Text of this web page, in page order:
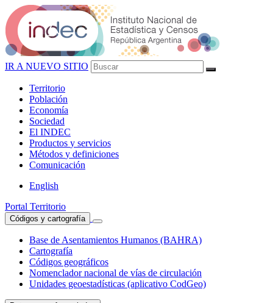
IR A NUEVO SITIO
Territorio
Población
Economía
Sociedad
El INDEC
Productos y servicios
Métodos y definiciones
Comunicación
English
Portal Territorio
Códigos y cartografía
Base de Asentamientos Humanos (BAHRA)
Cartografía
Códigos geográficos
Nomenclador nacional de vías de circulación
Unidades geoestadísticas (aplicativo CodGeo)